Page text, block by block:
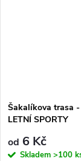
Šakalíkova trasa -
LETNÍ SPORTY
od 6 Kč
Skladem >100